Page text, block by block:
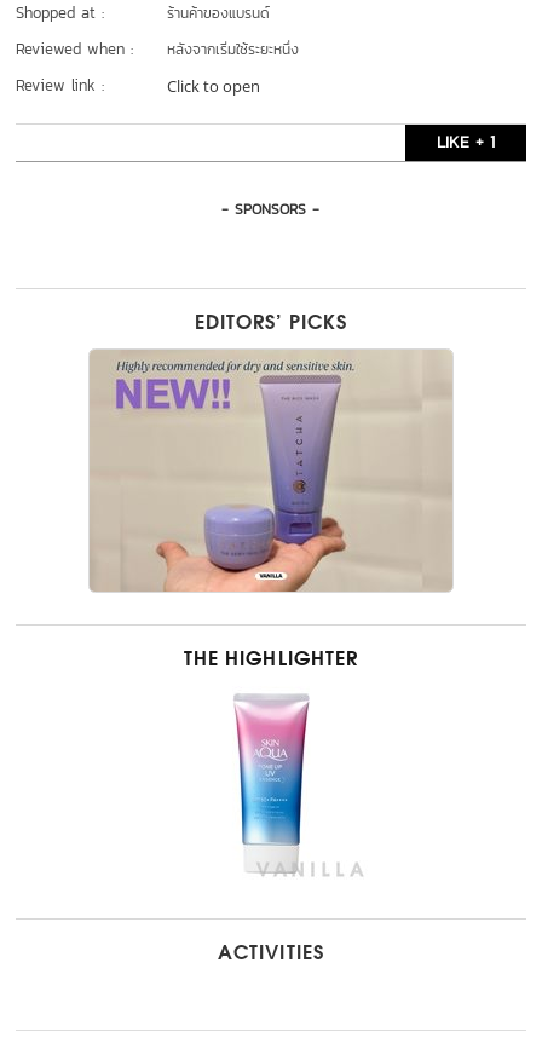
Shopped at : ร้านค้าของแบรนด์
Reviewed when : หลังจากเริ่มใช้ระยะหนึ่ง
Review link : Click to open
LIKE + 1
- SPONSORS -
EDITORS’ PICKS
THE HIGHLIGHTER
ACTIVITIES